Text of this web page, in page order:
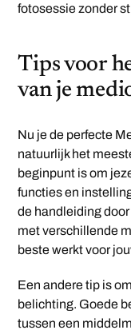
fotosessie zonder
Tips voor
van je
Nu je de perfecte
natuurlijk het
beginpunt is om
functies en
de handleiding
met verschillende
beste werkt voor
Een andere tip is
belichting. Goede
tussen een